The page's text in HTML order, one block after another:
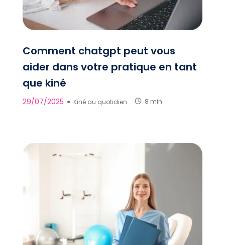
Comment chatgpt peut vous
aider dans votre pratique en tant
que kiné
29/07/2025 ● Kiné au quotidien 8 min